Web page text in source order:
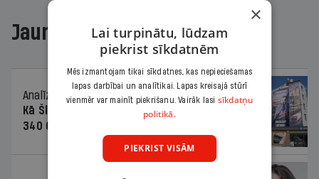
Jaunākajā žurnālā
Analīze
06.08.2026.
Kā Šlesera partija palika nesodīta par
340 000 vērtu reklāmas kampaņu
×
Lai turpinātu, lūdzam
piekrist sīkdatnēm
Mēs izmantojam tikai sīkdatnes, kas nepieciešamas
lapas darbībai un analītikai. Lapas kreisajā stūrī
vienmēr var mainīt piekrišanu. Vairāk lasi sīkdatņu
politikā.
PIEKRIST VISĀM